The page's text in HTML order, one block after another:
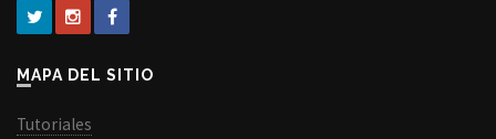
MAPA DEL SITIO
Tutoriales